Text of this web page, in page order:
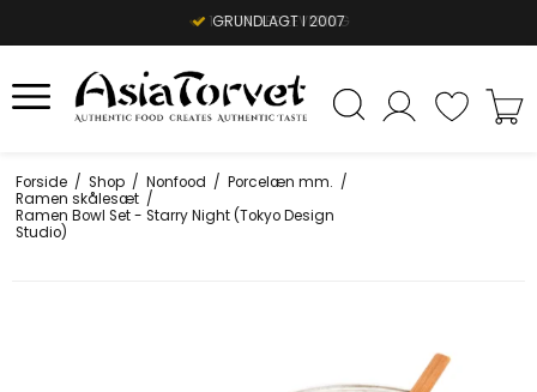
GRUNDLAGT I 2007
1-3 DAGES LEVERING
Forside / Shop / Nonfood / Porcelæn mm. /
Ramen skålesæt /
Ramen Bowl Set - Starry Night (Tokyo Design
Studio)